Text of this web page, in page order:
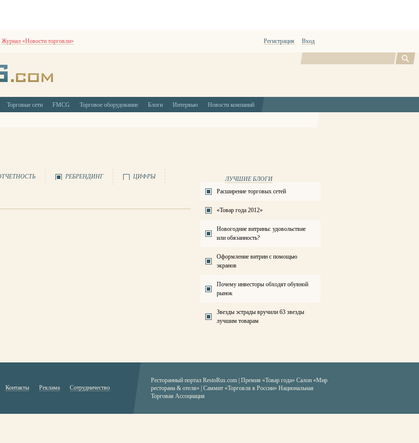
Журнал «Новости торговли» Регистрация Вход
Поиск
Торговые сети FMCG Торговое оборудование Блоги Интервью Новости компаний
РЕБРЕНДИНГ ЦИФРЫ
ЛУЧШИЕ БЛОГИ
Расширение торговых сетей
«Товар года 2012»
Новогодние витрины: удовольствие
или обязанность?
Оформление витрин с помощью
экранов
Почему инвесторы обходят обувной
рынок
Звезды эстрады вручили 63 звезды
лучшим товарам
Контакты Реклама Сотрудничество
Ресторанный портал RestoRus.com Премия «Товар года» Салон «Мир
ресторана & отеля» | Саммит «Торговля в России» Национальная
Торговая Ассоциация